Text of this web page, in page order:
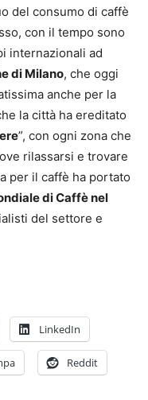
del consumo di caffè
con il tempo sono
internazionali ad
di Milano, che oggi
anche per la
la città ha ereditato
”, con ogni zona che
rilassarsi e trovare
per il caffè ha portato
di Caffè nel
del settore e
LinkedIn
Reddit